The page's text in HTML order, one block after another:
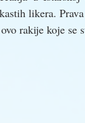
likera.
rakije koje se